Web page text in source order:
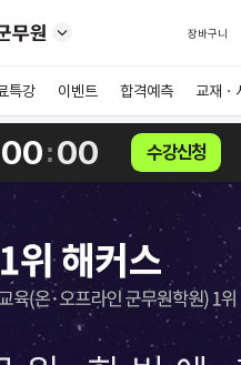
장바구니
특강 이벤트 합격예측 교재ㆍ
00:00 수강신청